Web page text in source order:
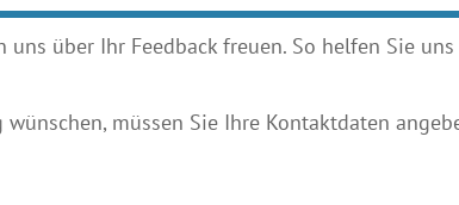
über Ihr Feedback freuen. So helfen Sie
müssen Sie Ihre Kontaktdaten